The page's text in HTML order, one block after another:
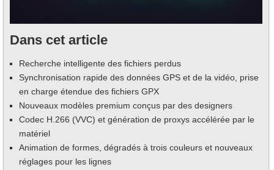
Dans cet article
Recherche intelligente des fichiers perdus
Synchronisation rapide des données GPS et de la vidéo, prise
en charge étendue des fichiers GPX
Nouveaux modèles premium conçus par des designers
Codec H.266 (VVC) et génération de proxys accélérée par le
matériel
Animation de formes, dégradés à trois couleurs et nouveaux
réglages pour les lignes